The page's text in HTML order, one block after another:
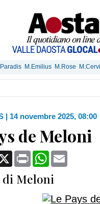
M.Emilius M.Rose
| 14 novembre 2025, 08:00
de Meloni
X Print WhatsApp
di Meloni